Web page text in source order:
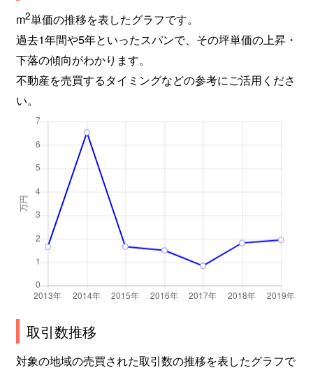
m2単価の推移を表したグラフです。
過去1年間や5年といったスパンで、その坪単価の上昇・
下落の傾向がわかります。
不動産を売買するタイミングなどの参考にご活用くださ
い。
取引数推移
対象の地域の売買された取引数の推移を表したグラフで